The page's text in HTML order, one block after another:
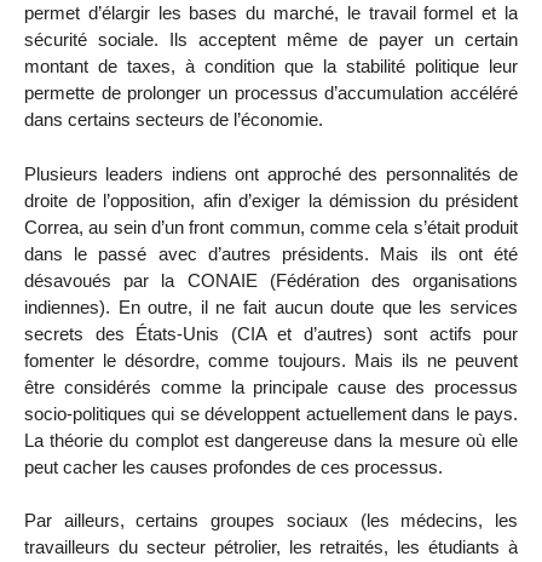
permet d’élargir les bases du marché, le travail formel et la
sécurité sociale. Ils acceptent même de payer un certain
montant de taxes, à condition que la stabilité politique leur
permette de prolonger un processus d’accumulation accéléré
dans certains secteurs de l’économie.
Plusieurs leaders indiens ont approché des personnalités de
droite de l’opposition, afin d’exiger la démission du président
Correa, au sein d’un front commun, comme cela s’était produit
dans le passé avec d’autres présidents. Mais ils ont été
désavoués par la CONAIE (Fédération des organisations
indiennes). En outre, il ne fait aucun doute que les services
secrets des États-Unis (CIA et d’autres) sont actifs pour
fomenter le désordre, comme toujours. Mais ils ne peuvent
être considérés comme la principale cause des processus
socio-politiques qui se développent actuellement dans le pays.
La théorie du complot est dangereuse dans la mesure où elle
peut cacher les causes profondes de ces processus.
Par ailleurs, certains groupes sociaux (les médecins, les
travailleurs du secteur pétrolier, les retraités, les étudiants à